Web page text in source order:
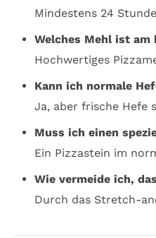
Mindestens 24
Welches Mehl ist am
Hochwertiges
Kann ich normale
Ja, aber frische Hefe
Muss ich einen
Ein Pizzastein im
Wie vermeide ich,
Durch das Stretch-